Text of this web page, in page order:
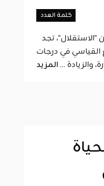
كلمة العدد
القياسي في درجات
والزيادة ...